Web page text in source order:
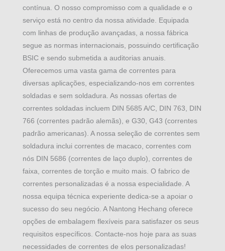
contínua. O nosso compromisso com a qualidade e o
serviço está no centro da nossa atividade. Equipada
com linhas de produção avançadas, a nossa fábrica
segue as normas internacionais, possuindo certificação
BSIC e sendo submetida a auditorias anuais.
Oferecemos uma vasta gama de correntes para
diversas aplicações, especializando-nos em correntes
soldadas e sem soldadura. As nossas ofertas de
correntes soldadas incluem DIN 5685 A/C, DIN 763, DIN
766 (correntes padrão alemãs), e G30, G43 (correntes
padrão americanas). A nossa seleção de correntes sem
soldadura inclui correntes de macaco, correntes com
nós DIN 5686 (correntes de laço duplo), correntes de
faixa, correntes de torção e muito mais. O fabrico de
correntes personalizadas é a nossa especialidade. A
nossa equipa técnica experiente dedica-se a apoiar o
sucesso do seu negócio. A Nantong Hechang oferece
opções de embalagem flexíveis para satisfazer os seus
requisitos específicos. Contacte-nos hoje para as suas
necessidades de correntes de elos personalizadas!